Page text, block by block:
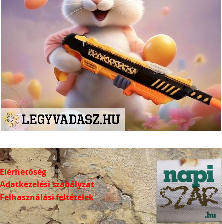
Elérhetőség
Adatkezelési szabályzat
Felhasználási feltételek